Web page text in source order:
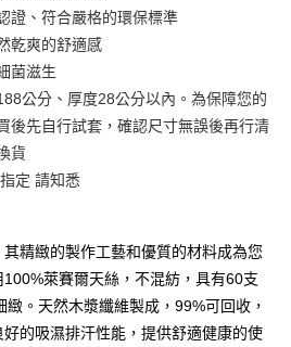
以上)免運費
上)免運費
證、符合嚴格的環保標準
乾爽的舒適感
菌滋生
公分、厚度28公分以內。為保障您的
後先自行試套，確認尺寸無誤後再行清
貨
定 請知悉
精緻的製作工藝和優質的材料成為您
萊賽爾天絲，不混紡，具有60支
。天然木漿纖維製成，99%可回收，
的吸濕排汗性能，提供舒適健康的使